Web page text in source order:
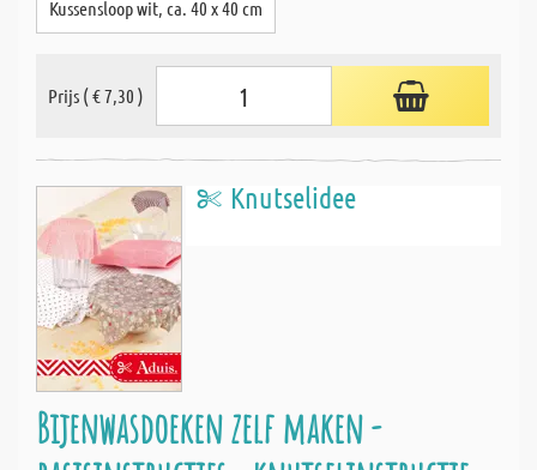
Kussensloop wit, ca. 40 x 40 cm
Prijs ( € 7,30 )
Knutselidee
Bijenwasdoeken zelf maken -